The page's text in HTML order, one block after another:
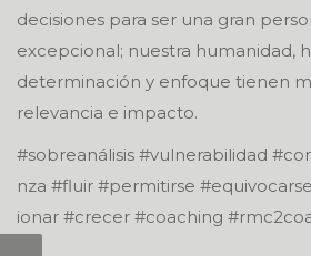
decisiones para ser una gran
excepcional; nuestra humanidad,
determinación y enfoque tienen
relevancia e impacto.
#sobreanálisis #vulnerabilidad
nza #fluir #permitirse
ionar #crecer #coaching